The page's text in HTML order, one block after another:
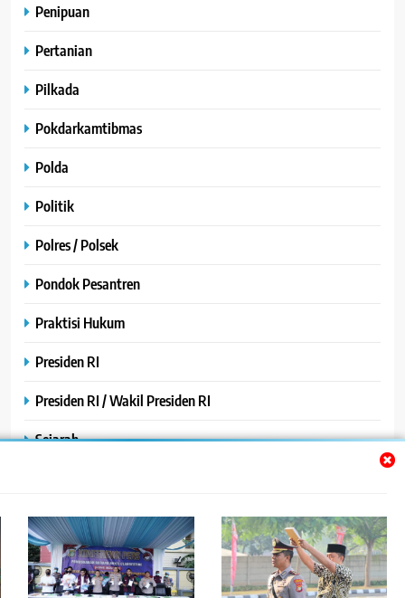
Penipuan
Pertanian
Pilkada
Pokdarkamtibmas
Polda
Politik
Polres / Polsek
Pondok Pesantren
Praktisi Hukum
Presiden RI
Presiden RI / Wakil Presiden RI
Sejarah
SPPG /MBG
TNI AU